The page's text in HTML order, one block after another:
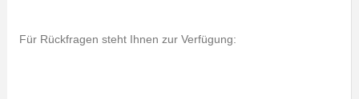
Für Rückfragen steht Ihnen zur Verfügung: